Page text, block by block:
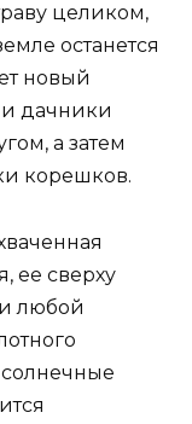
целиком,
останется
новый
дачники
а затем
корешков.
ее сверху
любой